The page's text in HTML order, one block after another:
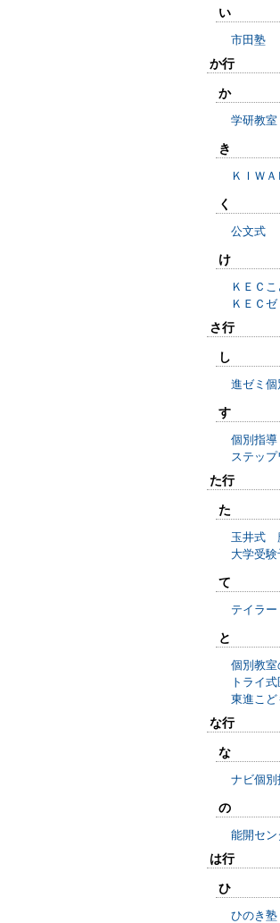
い
市田塾
か行
か
学研教室
き
ＫＩＷ
く
公文式
け
ＫＥＣ
ＫＥＣ
さ行
し
進ゼミ個
す
個別指
ステッ
た行
た
玉井式
大学受
て
テイラー
と
個別教室
トライ
東進こ
な行
な
ナビ個
の
能開セン
は行
ひ
ひのき塾